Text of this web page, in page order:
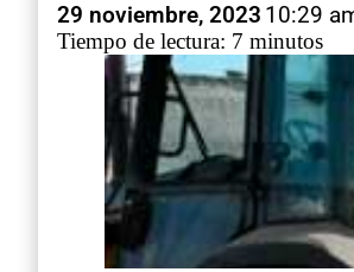
29 noviembre, 2023 10:29
Tiempo de lectura: 7 minutos